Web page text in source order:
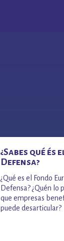
¿Sabes qué és
Defensa?
¿Qué es el Fondo
Defensa? ¿Quén lo
que empresas
puede desarticular?